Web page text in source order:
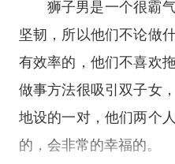
狮子男是一个很霸
坚韧，所以他们不论做
有效率的，他们不喜欢
做事方法很吸引双子女
地设的一对，他们两个
的，会非常的幸福的。